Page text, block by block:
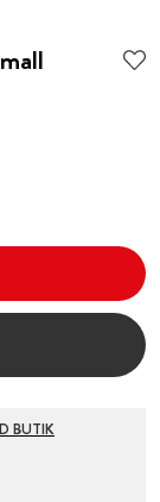
BUTIK